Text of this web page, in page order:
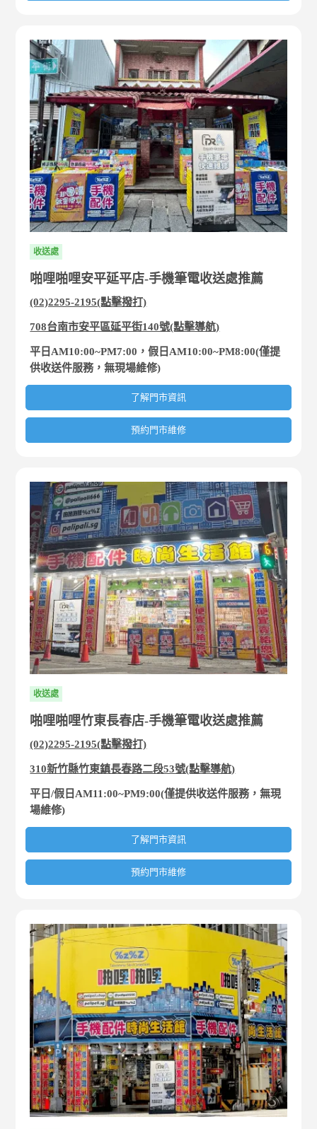
收送處
啪哩啪哩安平延平店-手機筆電收送處推薦
(02)2295-2195(點擊撥打)
708台南市安平區延平街140號(點擊導航)
平日AM10:00~PM7:00，假日AM10:00~PM8:00(僅提
供收送件服務，無現場維修)
了解門市資訊
預約門市維修
收送處
啪哩啪哩竹東長春店-手機筆電收送處推薦
(02)2295-2195(點擊撥打)
310新竹縣竹東鎮長春路二段53號(點擊導航)
平日/假日AM11:00~PM9:00(僅提供收送件服務，無現
場維修)
了解門市資訊
預約門市維修